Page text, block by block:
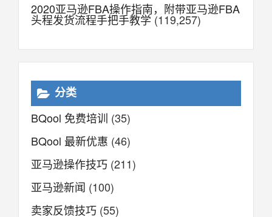
2020亚马逊FBA操作指南，附带亚马逊FBA
头程发货流程手把手教学(119,257)
分类
BQool 免费培训 (35)
BQool 最新优惠 (46)
亚马逊操作技巧 (211)
亚马逊新闻 (100)
卖家反馈技巧 (55)